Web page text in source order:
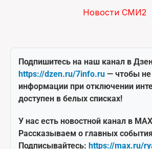
Новости СМИ2
Подпишитесь на наш канал в
https://dzen.ru/7info.ru — чтобы не
информации при отключении
доступен в белых списках!
У нас есть новостной канал в
Рассказываем о главных
Подписывайтесь: https://max.ru/